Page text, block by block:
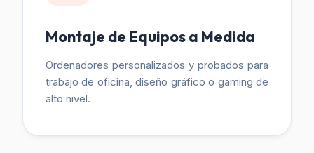
Montaje de Equipos a Medida
Ordenadores personalizados y probados para
trabajo de oficina, diseño gráfico o gaming de
alto nivel.